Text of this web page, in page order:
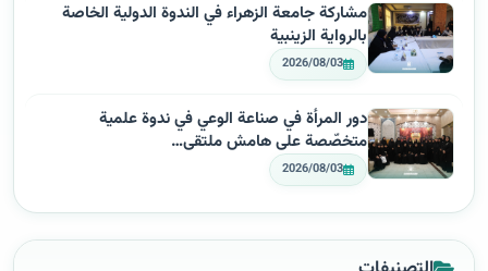
مشاركة جامعة الزهراء في الندوة الدولية الخاصة
بالرواية الزينبية
2026/08/03
دور المرأة في صناعة الوعي في ندوة علمية
متخصّصة على هامش ملتقى…
2026/08/03